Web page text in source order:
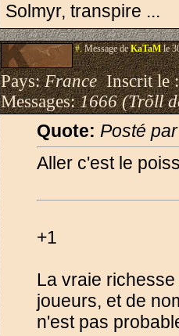
Solmyr, transpire ...
#.Message deKaTaMle
Pays:FranceInscrit le
Messages:1666 (Trõll
Quote: Posté
Aller c'est le
+1
La vraie
joueurs, et de
n'est pas